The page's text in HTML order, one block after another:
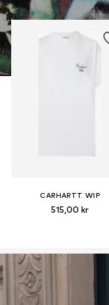
CARHARTT WIP
515,00 kr